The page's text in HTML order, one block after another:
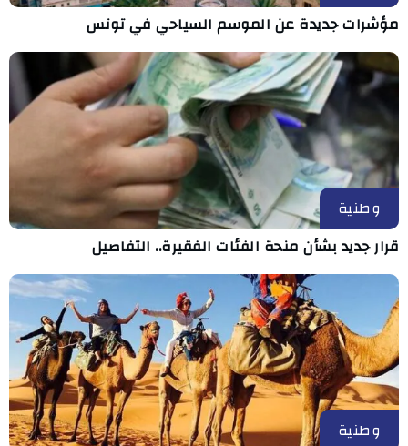
مؤشرات جديدة عن الموسم السياحي في تونس
وطنية
قرار جديد بشأن منحة الفئات الفقيرة.. التفاصيل
وطنية